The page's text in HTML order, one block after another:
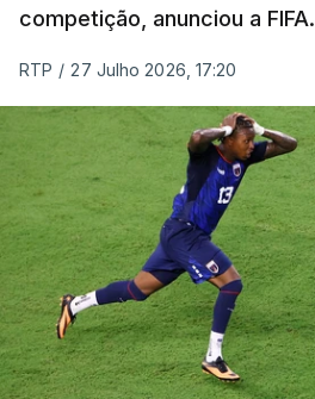
competição, anunciou a FIFA.
RTP / 27 Julho 2026, 17:20